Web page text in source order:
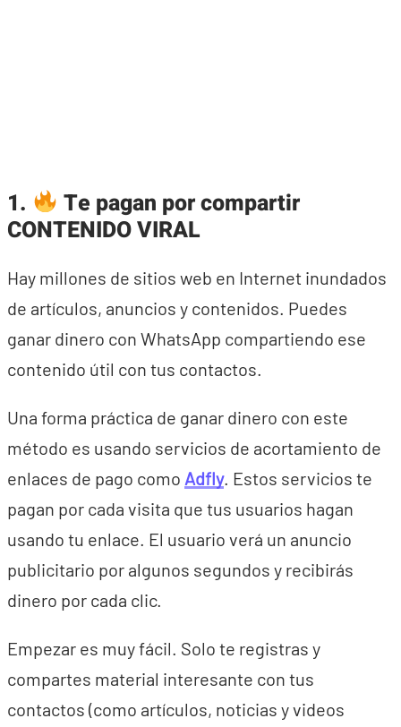
1.
Te pagan por compartir
CONTENIDO VIRAL
Hay millones de sitios web en Internet inundados
de artículos, anuncios y contenidos. Puedes
ganar dinero con WhatsApp compartiendo ese
contenido útil con tus contactos.
Una forma práctica de ganar dinero con este
método es usando servicios de acortamiento de
enlaces de pago como Adfly. Estos servicios te
pagan por cada visita que tus usuarios hagan
usando tu enlace. El usuario verá un anuncio
publicitario por algunos segundos y recibirás
dinero por cada clic.
Empezar es muy fácil. Solo te registras y
compartes material interesante con tus
contactos (como artículos, noticias y videos